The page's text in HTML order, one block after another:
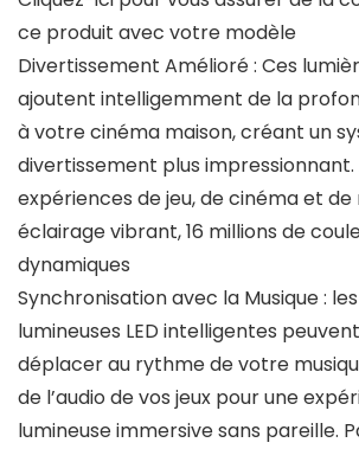
ce produit avec votre modèle
Divertissement Amélioré : Ces
ajoutent intelligemment de la
à votre cinéma maison, créant un
divertissement plus impressionnant.
expériences de jeu, de cinéma et de
éclairage vibrant, 16 millions de
dynamiques
Synchronisation avec la Musique :
lumineuses LED intelligentes
déplacer au rythme de votre
de l’audio de vos jeux pour une
lumineuse immersive sans pareille.